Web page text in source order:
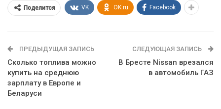
Поделится VK OK.ru Facebook
ПРЕДЫДУЩАЯ ЗАПИСЬ
Сколько топлива можно
купить на среднюю
зарплату в Европе и
Беларуси
СЛЕДУЮЩАЯ ЗАПИСЬ
В Бресте Nissan врезался
в автомобиль ГАЗ